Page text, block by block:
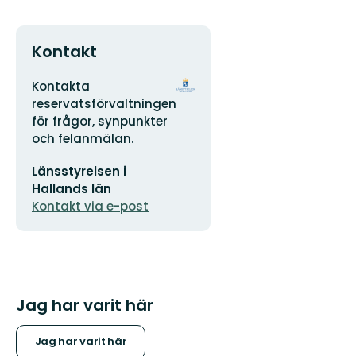
Kontakt
Adress
Kontakta
reservatsförvaltningen
för frågor, synpunkter
och felanmälan.
postadress
Länsstyrelsen i
Hallands län
Kontakt via e-post
Organisationens
Jag har varit här
Jag har varit här